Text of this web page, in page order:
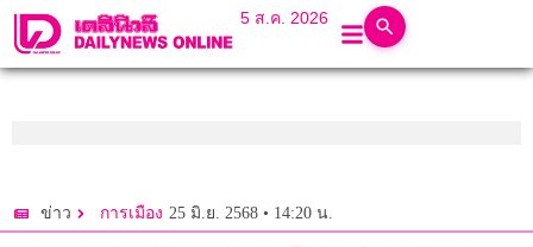
5 ส.ค. 2026
ข่าว การเมือง 25 มิ.ย. 2568 • 14:20 น.